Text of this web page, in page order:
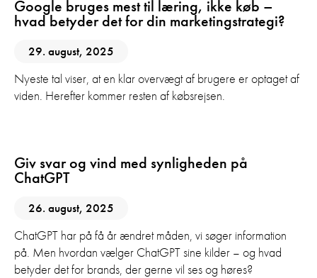
Google bruges mest til læring, ikke køb –
hvad betyder det for din marketingstrategi?
29. august, 2025
Nyeste tal viser, at en klar overvægt af brugere er optaget af
viden. Herefter kommer resten af købsrejsen.
Giv svar og vind med synligheden på
ChatGPT
26. august, 2025
ChatGPT har på få år ændret måden, vi søger information
på. Men hvordan vælger ChatGPT sine kilder – og hvad
betyder det for brands, der gerne vil ses og høres?